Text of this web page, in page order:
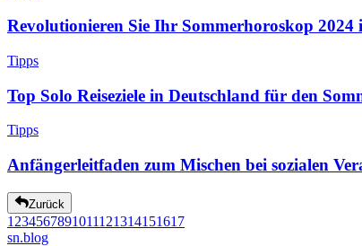
Revolutionieren Sie Ihr Sommerhoroskop
Tipps
Top Solo Reiseziele in Deutschland für den
Tipps
Anfängerleitfaden zum Mischen bei sozialen
Zurück
1 234567891011121314151617
sn.blog